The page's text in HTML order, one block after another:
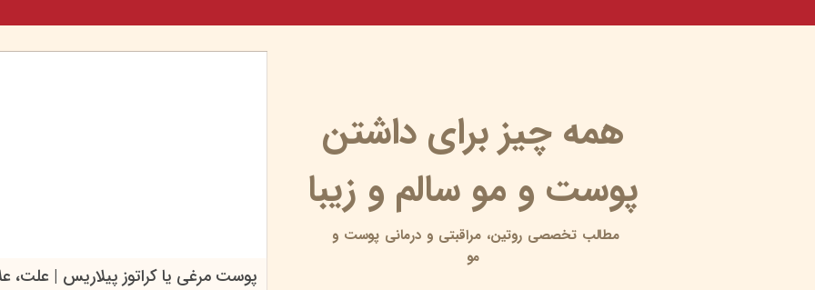
پوست مرغی یا کراتوز پیلاریس | علت،
همه چیز برای داشتن
پوست و مو سالم و زیبا
مطالب تخصصی روتین،مراقبتی و درمانی پوست و
مو